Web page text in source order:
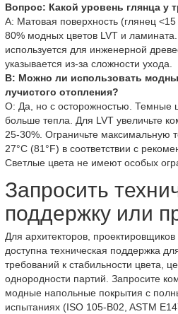
Вопрос: Какой уровень глянца у
A: Матовая поверхность (глянец
80% модных цветов LVT и
используется для инженерной
указывается из-за сложности ухода.
В: Можно ли использовать
лучистого отопления?
О: Да, но с осторожностью. Темные
больше тепла. Для LVT увеличьте
25-30%. Ограничьте максимальную
27°C (81°F) в соответствии с
Светлые цвета не имеют особых
Запросить
поддержку или
Для архитекторов,
доступна техническая поддержка
требований к стабильности цвета,
однородности партий. Запросите
модные напольные покрытия с
испытаниях (ISO 105-B02, ASTM